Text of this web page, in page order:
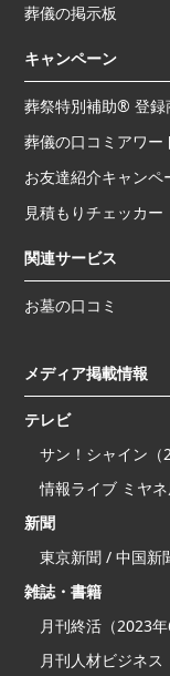
葬儀の掲示板
キャンペーン
葬祭特別補助® 登
葬儀の口コミアワー
お友達紹介キャンペ
見積もりチェッカー
関連サービス
お墓の口コミ
メディア掲載情報
テレビ
サン！シャイン（
情報ライブ ミヤ
新聞
東京新聞 / 中国新
雑誌・書籍
月刊終活（2023年
月刊人材ビジネス